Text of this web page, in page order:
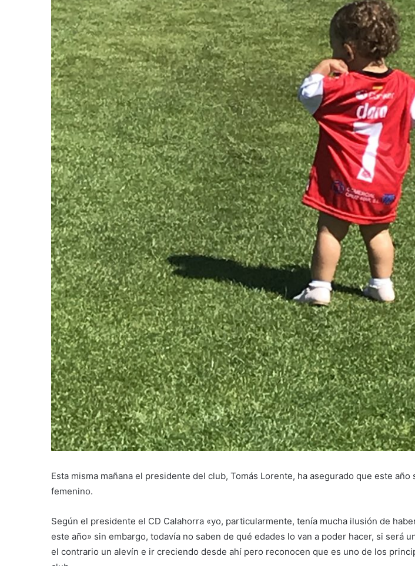
Esta misma mañana el presidente del club, Tomás Lorente, ha asegurado que este año
femenino.
Según el presidente el CD Calahorra «yo, particularmente, tenía mucha ilusión de
este año» sin embargo, todavía no saben de qué edades lo van a poder hacer, si será
el contrario un alevín e ir creciendo desde ahí pero reconocen que es uno de los